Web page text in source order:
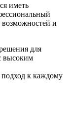
иметь
и
для
высоким
к каждому